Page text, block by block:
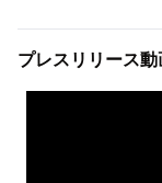
プレスリリース動